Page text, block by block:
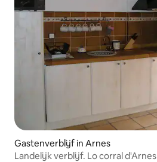
Gastenverblijf in Arnes
Landelijk verblijf. Lo corral d'Arnes